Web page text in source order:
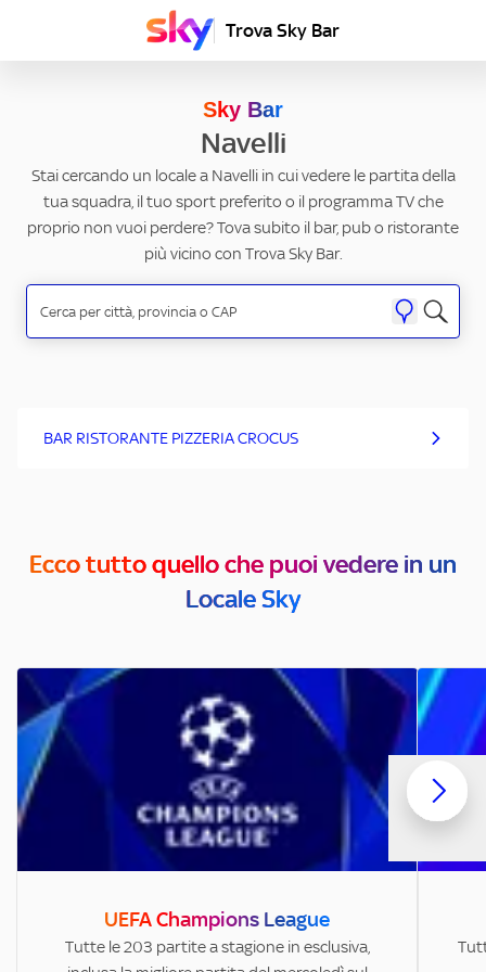
Trova Sky Bar
Sky Bar
Navelli
Stai cercando un locale a Navelli in cui vedere le partita della
tua squadra, il tuo sport preferito o il programma TV che
proprio non vuoi perdere? Tova subito il bar, pub o ristorante
più vicino con Trova Sky Bar.
BAR RISTORANTE PIZZERIA CROCUS
Ecco tutto quello che puoi vedere in un
Locale Sky
UEFA Champions League
Tutte le 203 partite a stagione in esclusiva,